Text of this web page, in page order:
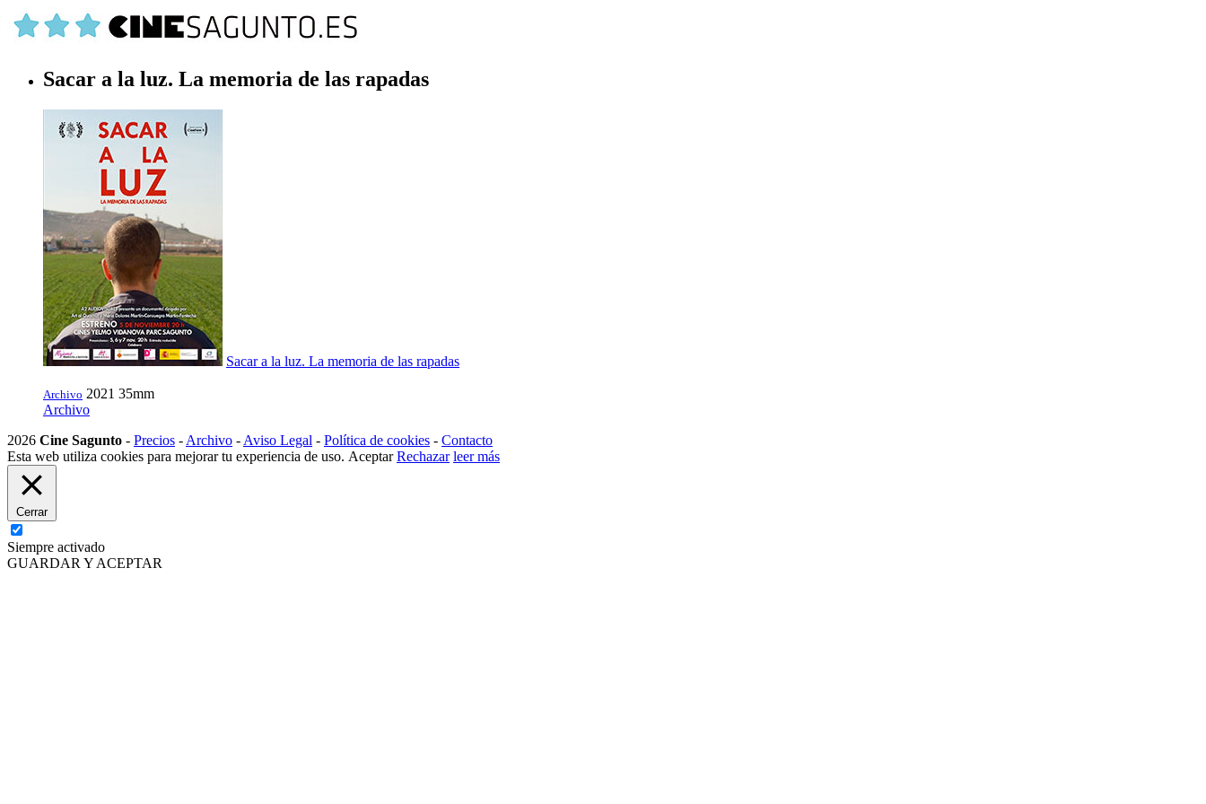
Sacar a la luz. La memoria de las rapadas
Sacar a la luz. La memoria de las rapadas
Archivo 2021 35mm
Archivo
2026 Cine Sagunto - Precios - Archivo - Aviso Legal - Política de cookies - Contacto
Esta web utiliza cookies para mejorar tu experiencia de uso. Aceptar Rechazar leer más
Cerrar
Siempre activado
GUARDAR Y ACEPTAR